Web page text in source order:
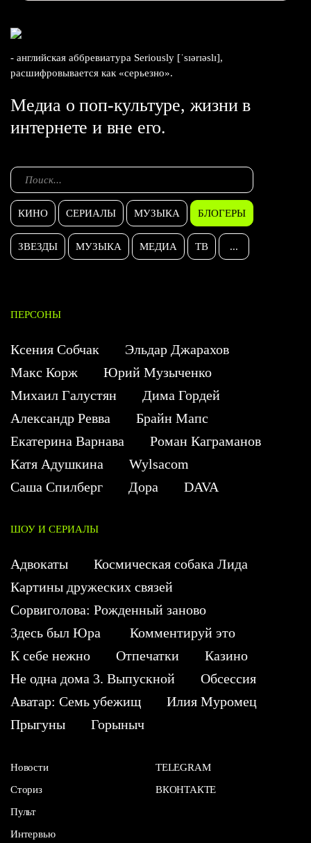
- английская аббревиатура Seriously [ˈsɪərɪəslɪ],
расшифровывается как «серьезно».
Медиа о поп-культуре, жизни в
интернете и вне его.
КИНО СЕРИАЛЫ МУЗЫКА БЛОГЕРЫ
ЗВЕЗДЫ МУЗЫКА МЕДИА ТВ ...
ПЕРСОНЫ
Ксения Собчак
Эльдар Джарахов
Макс Корж
Юрий Музыченко
Михаил Галустян
Дима Гордей
Александр Ревва
Брайн Мапс
Екатерина Варнава
Роман Каграманов
Катя Адушкина
Wylsacom
Саша Спилберг
Дора DAVA
ШОУ И СЕРИАЛЫ
Адвокаты
Космическая собака Лида
Картины дружеских связей
Сорвиголова: Рожденный заново
Здесь был Юра
Комментируй это
К себе нежно
Отпечатки
Казино
Не одна дома 3. Выпускной
Обсессия
Аватар: Семь убежищ
Илия Муромец
Прыгуны
Горыныч
Новости
Сториз
Пульт
Интервью
TELEGRAM
ВКОНТАКТЕ